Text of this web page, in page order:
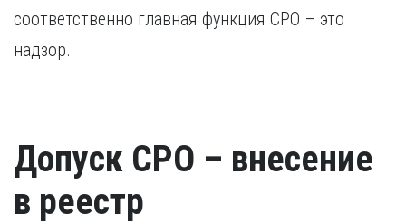
Н
Новокузнецк
Новосибирск
Чита
соответственно главная функция СРО – это
надзор.
Допуск СРО – внесение
в реестр